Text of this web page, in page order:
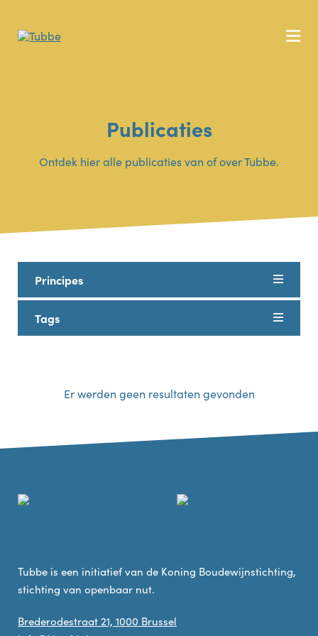
Publicaties
Ontdek hier alle publicaties van of over Tubbe.
Principes
Tags
Er werden geen resultaten gevonden
Tubbe is een initiatief van de Koning Boudewijnstichting,
stichting van openbaar nut.
Brederodestraat 21, 1000 Brussel